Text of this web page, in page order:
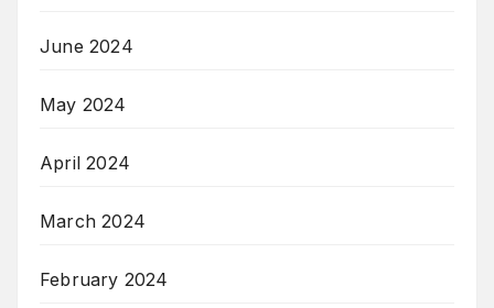
June 2024
May 2024
April 2024
March 2024
February 2024